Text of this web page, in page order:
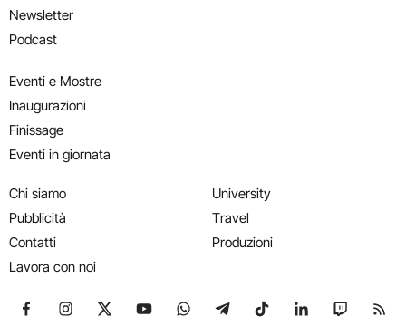
Newsletter
Podcast
Eventi e Mostre
Inaugurazioni
Finissage
Eventi in giornata
Chi siamo
Pubblicità
Contatti
Lavora con noi
University
Travel
Produzioni
Seguici su Facebook
Seguici su Instagram
Seguici su X
Seguici su YouTube
Seguici su WhatsApp
Seguici su Telegram
Seguici su TikTok
Seguici su
Seguici